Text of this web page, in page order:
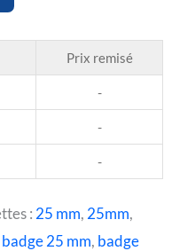
Prix remisé
-
-
-
: 25 mm, 25mm,
badge 25 mm, badge